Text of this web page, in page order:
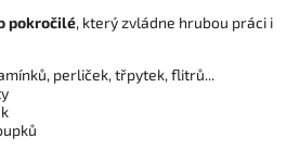
pokročilé, který zvládne hrubou práci i
perliček, třpytek, flitrů...